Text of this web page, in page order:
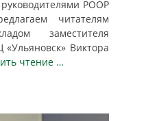
РООР
читателям
заместителя
Виктора
чтение …